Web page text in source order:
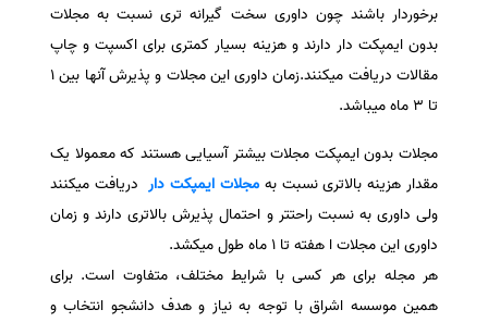
سفارش تولید محتوا
سفارش ترجمه همزمان
سفارش چکیده گرافیکی
سفارش تهیه کاورلتر
سفارش انگیزه‌نامه‌SOP
برخوردار باشند چون داوری سخت گیرانه تری نسبت به مجلات
بدون ایمپکت دار دارند و هزینه بسیار کمتری برای اکسپت و چاپ
مقالات دریافت میکنند.زمان داوری این مجلات و پذیرش آنها بین 1
تا 3 ماه میباشد.
مجلات بدون ایمپکت مجلات بیشتر آسیایی هستند که معمولا یک
مقدار هزینه بالاتری نسبت به مجلات ایمپکت داردریافت میکنند
ولی داوری به نسبت راحتتر و احتمال پذیرش بالاتری دارند و زمان
داوری این مجلات ا هفته تا 1 ماه طول میکشد.
هر مجله برای هر کسی با شرایط مختلف، متفاوت است. برای
همین موسسه اشراق با توجه به نیاز و هدف دانشجو انتخاب و